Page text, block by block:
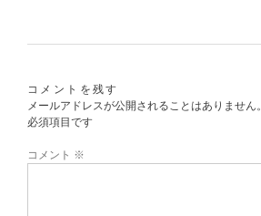
コメントを残す
メールアドレスが公開されることはありません。
必須項目です
コメント ※